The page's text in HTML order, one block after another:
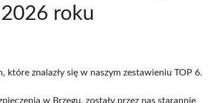
roku
znalazły się w naszym zestawieniu TOP 6.
w Brzegu, zostały przez nas starannie